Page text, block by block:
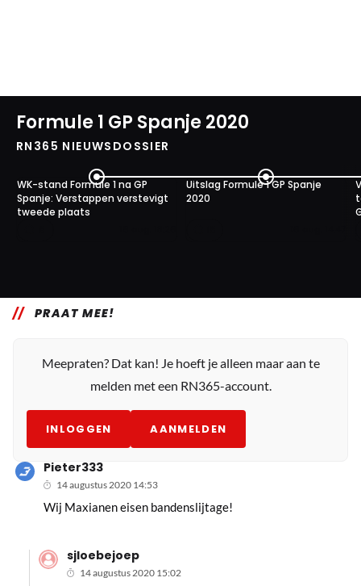
Formule 1 GP Spanje 2020
RN365 NIEUWSDOSSIER
WK-stand Formule 1 na GP
Spanje: Verstappen verstevigt
tweede plaats
Uitslag Formule 1 GP Spanje
2020
PRAAT MEE!
Meepraten? Dat kan! Je hoeft je alleen maar aan te
melden met een RN365-account.
INLOGGEN AANMELDEN
Pieter333
14 augustus 2020 14:53
Wij Maxianen eisen bandenslijtage!
sjloebejoep
14 augustus 2020 15:02